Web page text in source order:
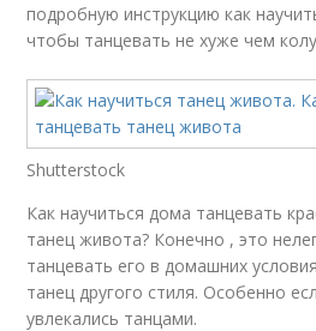
подробную инструкцию как
чтобы танцевать не хуже чем
Shutterstock
Как научиться дома танцевать
танец живота? Конечно , это
танцевать его в домашних
танец другого стиля. Особенно
увлекались танцами.